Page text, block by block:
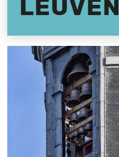
LEUVEN